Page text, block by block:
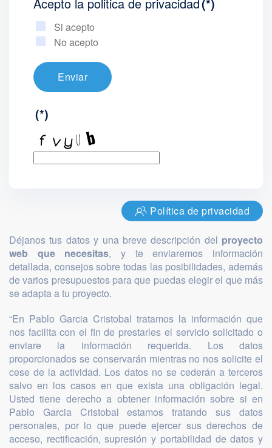
Si acepto
No acepto
Enviar
(*)
Política de privacidad
Déjanos tus datos y una breve descripción del proyecto
web que necesitas, y te enviaremos información
detallada, consejos sobre todas las posibilidades, además
de varios presupuestos para que puedas elegir el que más
se adapta a tu proyecto.
“En Pablo Garcia Cristobal tratamos la información que
nos facilita con el fin de prestarles el servicio solicitado o
enviare la información requerida. Los datos
proporcionados se conservarán mientras no nos solicite el
cese de la actividad. Los datos no se cederán a terceros
salvo en los casos en que exista una obligación legal.
Usted tiene derecho a obtener información sobre si en
Pablo Garcia Cristobal estamos tratando sus datos
personales, por lo que puede ejercer sus derechos de
acceso, rectificación, supresión y portabilidad de datos y